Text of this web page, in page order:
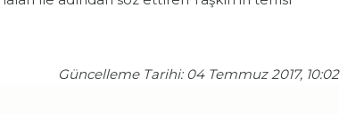
Güncelleme Tarihi: 04 Temmuz 2017, 10:02